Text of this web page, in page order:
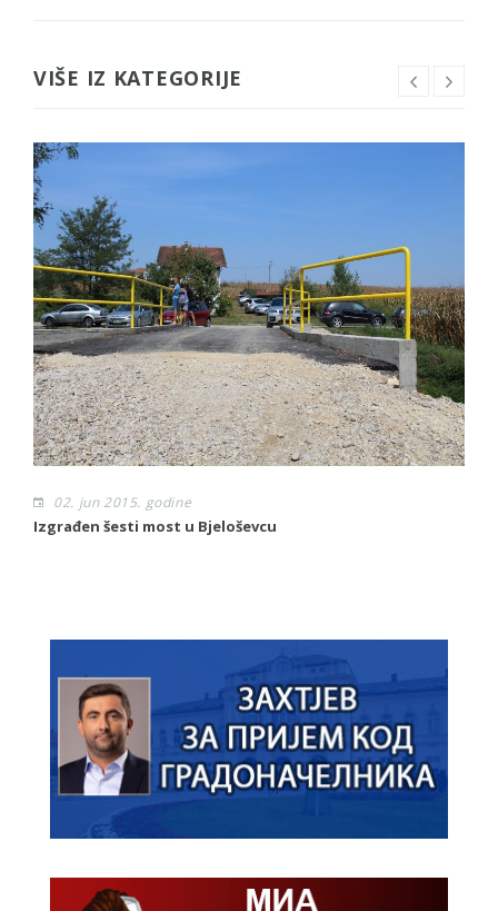
VIŠE IZ KATEGORIJE
02. jun 2015. godine
Izgrađen šesti most u Bjeloševcu